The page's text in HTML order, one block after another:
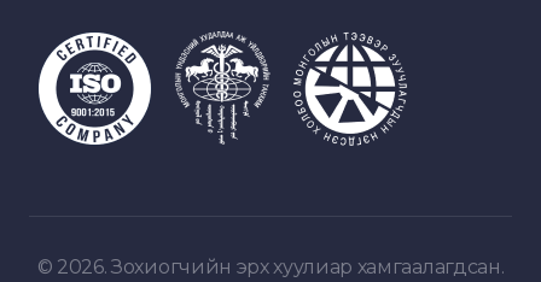
© 2026. Зохиогчийн эрх хуулиар хамгаалагдсан.